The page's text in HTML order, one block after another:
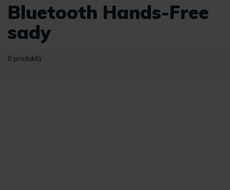
Bluetooth Hands-Free
sady
0 produktů